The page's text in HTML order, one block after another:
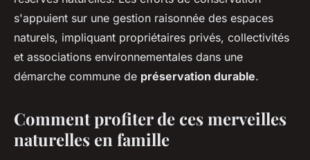
s'appuient sur une gestion raisonnée des espaces
naturels, impliquant propriétaires privés, collectivités
et associations environnementales dans une
démarche commune de préservation durable.
Comment profiter de ces merveilles
naturelles en famille